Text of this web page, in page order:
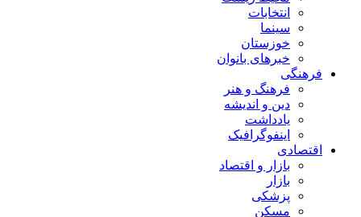
انتخابات
سینما
خوزستان
خبرهای بانوان
فرهنگی
فرهنگ و هنر
دین و اندیشه
یادداشت
اینفوگرافیک
اقتصادی
بازار و اقتصاد
بازار
پزشکی
مسکن